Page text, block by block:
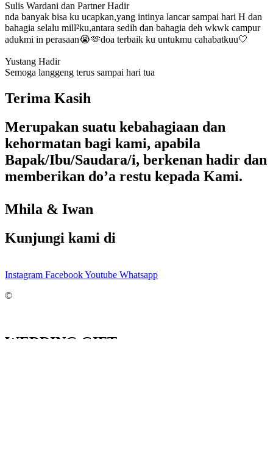
Sulis Wardani dan PartnerHadir
nda banyak bisa ku ucapkan,yang intinya lancar sampai hari H dan
bahagia selalu mill²ku,antara sedih dan bahagia deh wkwk campur
adukmi in perasaan😭🫶doa terbaik ku untukmu cahabatkuu🤍
Yustang Hadir
Semoga langgeng terus sampai hari tua
Terima Kasih
Merupakan suatu kebahagiaan dan
kehormatan bagi kami, apabila
Bapak/Ibu/Saudara/i, berkenan hadir dan
memberikan do’a restu kepada Kami.
Mhila & Iwan
Kunjungi kami di
Instagram FacebookYoutube Whatsapp
©
WEDDING GIFT